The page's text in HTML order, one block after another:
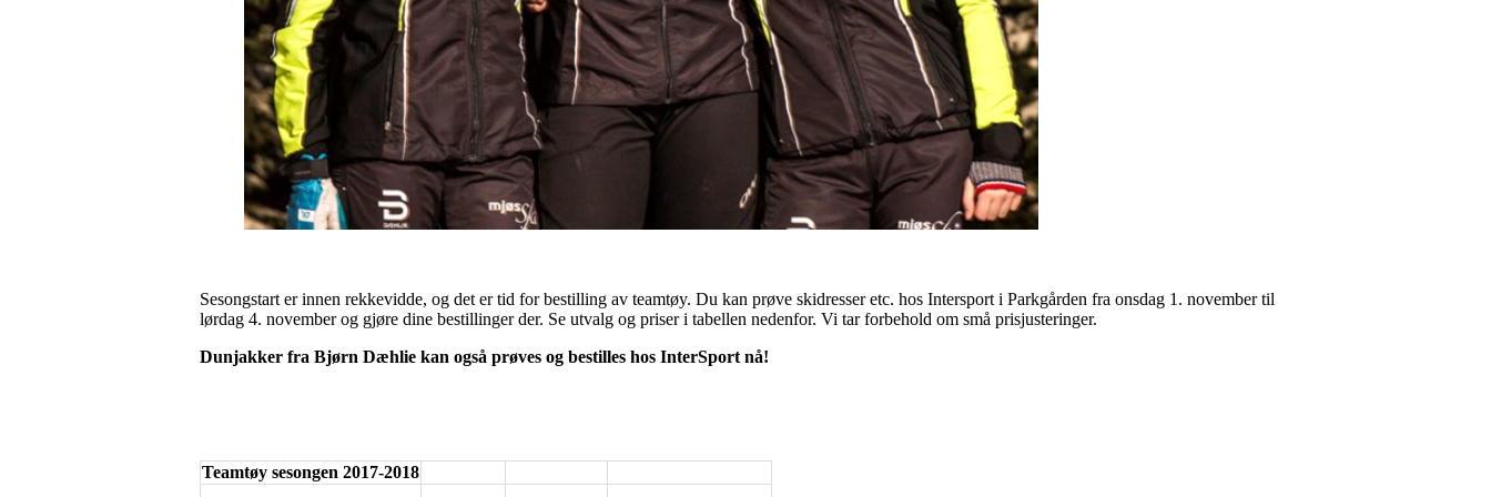
Sesongstart er innen rekkevidde, og det er tid for bestilling av teamtøy. Du kan prøve skidresser etc. hos Intersport i Parkgården fra onsdag 1. november til
lørdag 4. november og gjøre dine bestillinger der. Se utvalg og priser i tabellen nedenfor. Vi tar forbehold om små prisjusteringer.
Dunjakker fra Bjørn Dæhlie kan også prøves og bestilles hos InterSport nå!
Teamtøy sesongen 2017-2018